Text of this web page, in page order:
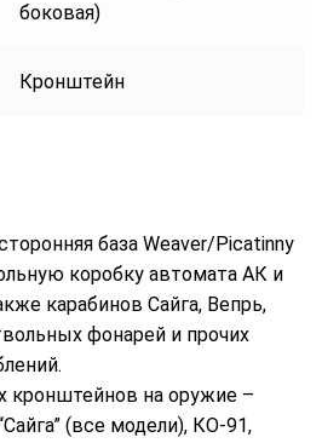
боковая)
Кронштейн
база Weaver/Picatinny
коробку автомата АК и
карабинов Сайга, Вепрь,
фонарей и прочих
кронштейнов на оружие –
(все модели), КО-91,